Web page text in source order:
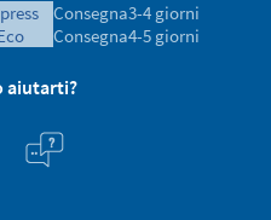
eco
Consegna3-4 giorni
Consegna4-5 giorni
aiutarti?